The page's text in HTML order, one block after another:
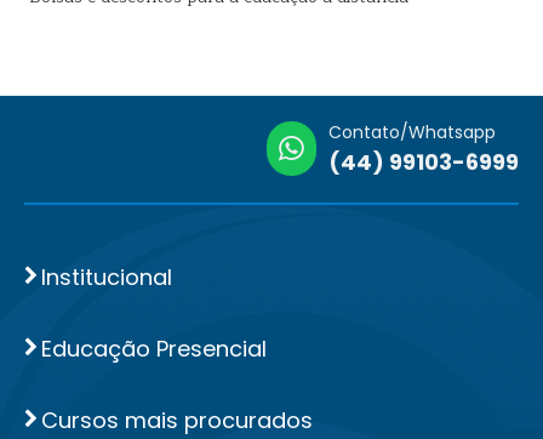
Contato/Whatsapp
(44) 99103-6999
Institucional
Educação Presencial
Cursos mais procurados